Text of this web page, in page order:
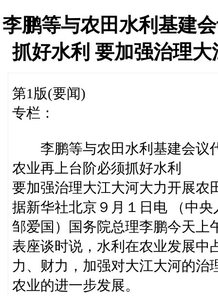
李鹏等与农田水利基建
抓好水利 要加强治理
第1版(要闻)
专栏：
李鹏等与农田水利基建会议
农业再上台阶必须抓好水利
要加强治理大江大河大力开展农
据新华社北京９月１日电 （中
邹爱国）国务院总理李鹏今天上
表座谈时说，水利在农业发展中
力、财力，加强对大江大河的治
农业的进一步发展。